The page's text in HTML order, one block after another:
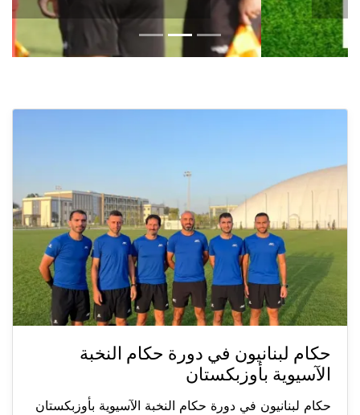
حكام لبنانيون في دورة حكام النخبة
الآسيوية بأوزبكستان
حكام لبنانيون في دورة حكام النخبة الآسيوية بأوزبكستان